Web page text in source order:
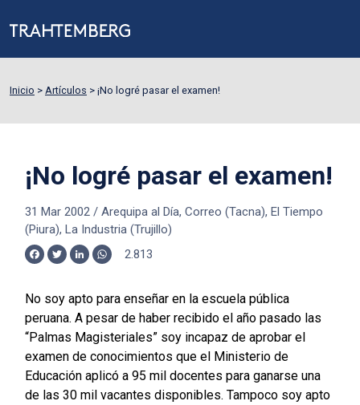
Inicio > Artículos > ¡No logré pasar el examen!
¡No logré pasar el examen!
31 Mar 2002/ Arequipa al Día, Correo (Tacna), El Tiempo
(Piura), La Industria (Trujillo)
Facebook
TwitterLinkedInWhatsApp
2.813
No soy apto para enseñar en la escuela pública
peruana. A pesar de haber recibido el año pasado las
“Palmas Magisteriales” soy incapaz de aprobar el
examen de conocimientos que el Ministerio de
Educación aplicó a 95 mil docentes para ganarse una
de las 30 mil vacantes disponibles. Tampoco soy apto